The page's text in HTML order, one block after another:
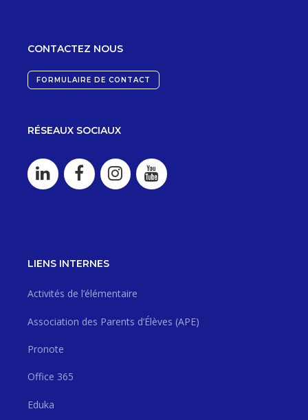
CONTACTEZ NOUS
FORMULAIRE DE CONTACT
RÉSEAUX SOCIAUX
LIENS INTERNES
Activités de l’élémentaire
Association des Parents d’Élèves (APE)
Pronote
Office 365
Eduka